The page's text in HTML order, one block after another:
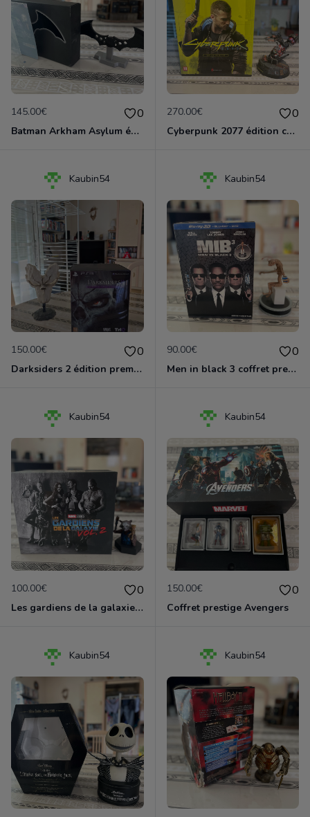
145.00€ 0
Batman Arkham Asylum éditon collector PS3
270.00€ 0
Cyberpunk 2077 édition collector PS4
Kaubin54
150.00€ 0
Darksiders 2 édition premium PS3
Kaubin54
90.00€ 0
Men in black 3 coffret prestige
Kaubin54
100.00€ 0
Les gardiens de la galaxie vol.2 coffret collector
Kaubin54
150.00€ 0
Coffret prestige Avengers
Kaubin54 Kaubin54